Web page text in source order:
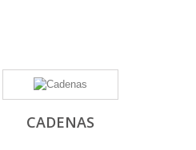
CADENAS